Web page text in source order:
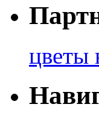
цветы